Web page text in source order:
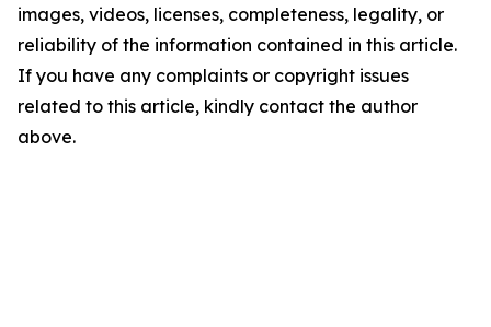
images, videos, licenses, completeness, legality, or
reliability of the information contained in this article.
If you have any complaints or copyright issues
related to this article, kindly contact the author
above.